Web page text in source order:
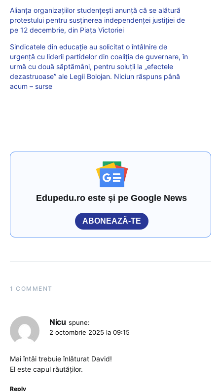
Alianța organizațiilor studențești anunță că se alătură
protestului pentru susținerea independenței justiției de
pe 12 decembrie, din Piața Victoriei
Sindicatele din educație au solicitat o întâlnire de
urgență cu liderii partidelor din coaliția de guvernare, în
urmă cu două săptămâni, pentru soluții la „efectele
dezastruoase” ale Legii Bolojan. Niciun răspuns până
acum – surse
Edupedu.ro este și pe Google News
ABONEAZĂ-TE
1 COMMENT
Nicu spune:
2 octombrie 2025 la 09:15
Mai întâi trebuie înlăturat David!
El este capul răutăților.
Reply